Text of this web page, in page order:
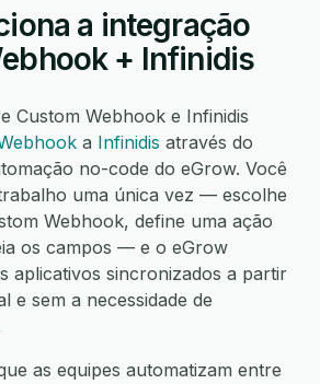
a integração
+ Infinidis
Custom Webhook e Infinidis
a Infinidis através do
no-code do eGrow. Você
uma única vez — escolhe
Webhook, define uma ação
os campos — e o eGrow
aplicativos sincronizados a partir
e sem a necessidade de
as equipes automatizam entre